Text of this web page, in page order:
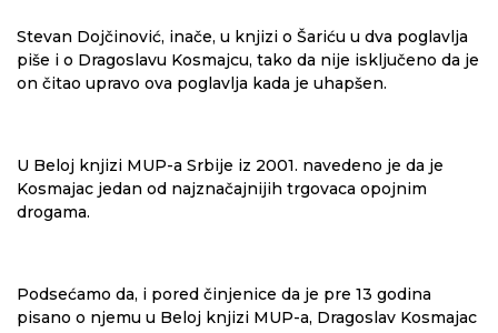
Stevan Dojčinović, inače, u knjizi o Šariću u dva poglavlja
piše i o Dragoslavu Kosmajcu, tako da nije isključeno da je
on čitao upravo ova poglavlja kada je uhapšen.
U Beloj knjizi MUP-a Srbije iz 2001. navedeno je da je
Kosmajac jedan od najznačajnijih trgovaca opojnim
drogama.
Podsećamo da, i pored činjenice da je pre 13 godina
pisano o njemu u Beloj knjizi MUP-a, Dragoslav Kosmajac